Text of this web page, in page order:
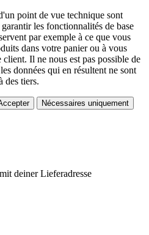
point de vue technique sont
les fonctionnalités de base
par exemple à ce que vous
dans votre panier ou à vous
Il ne nous est pas possible de
données qui en résultent ne sont
des tiers.
Nécessaires uniquement
deiner Lieferadresse